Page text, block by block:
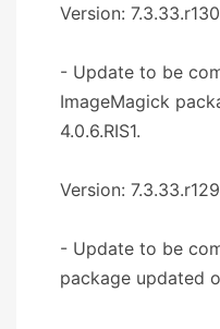
Version: 7.3.33.r130
- Update to be
ImageMagick
4.0.6.RIS1.
Version: 7.3.33.r129
- Update to be
package updated